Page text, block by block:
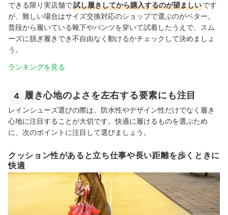
できる限り実店舗で試し履きしてから購入するのが望ましいです
が、難しい場合はサイズ交換対応のショップで選ぶのがベター。
普段から履いている靴下やパンツを穿いて試着したうえで、スム
ーズに脱ぎ履きでき不自由なく動けるかチェックして決めましょ
う。
ランキングを見る
4 履き心地のよさを左右する要素にも注目
レインシューズ選びの際は、防水性やデザイン性だけでなく履き
心地に注目することが大切です。快適に履けるものを選ぶため
に、次のポイントに注目して選びましょう。
クッション性があると立ち仕事や長い距離を歩くときに
快適